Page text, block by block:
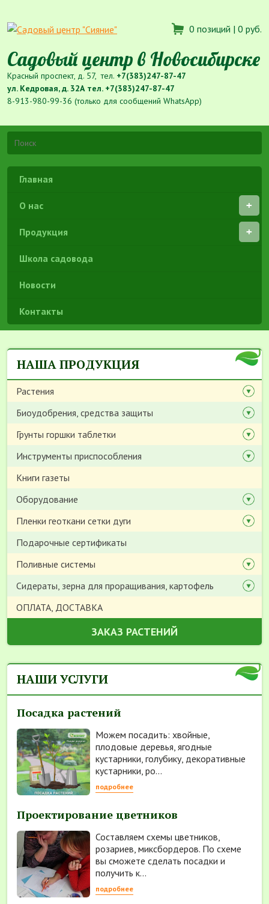
0 позиций | 0 руб.
Садовый центр в Новосибирске
Красный проспект, д. 57, тел. +7(383)247-87-47
ул. Кедровая, д. 32А тел. +7(383)247-87-47
8-913-980-99-36 (только для сообщений WhatsApp)
Главная
О нас
Продукция
Школа садовода
Новости
Контакты
НАША ПРОДУКЦИЯ
Растения
Биоудобрения, средства защиты
Грунты горшки таблетки
Инструменты приспособления
Книги газеты
Оборудование
Пленки геоткани сетки дуги
Подарочные сертификаты
Поливные системы
Сидераты, зерна для проращивания, картофель
ОПЛАТА, ДОСТАВКА
ЗАКАЗ РАСТЕНИЙ
НАШИ УСЛУГИ
Посадка растений
Можем посадить: хвойные,
плодовые деревья, ягодные
кустарники, голубику, декоративные
кустарники, ро...
подробнее
Проектирование цветников
Составляем схемы цветников,
розариев, миксбордеров. По схеме
вы сможете сделать посадки и
получить к...
подробнее